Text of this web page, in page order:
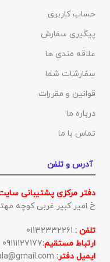
حساب کاربری
پیگیری سفارش
علاقه مندی ها
سفارشات شما
قوانین و مقررات
درباره ما
تماس با ما
آدرس و تلفن
دفتر مرکزی پشتیبانی
خ امیر کبیر غربی کوچه مهتاب 20 ، کوچه
تلفن :
ارتباط مستقیم:09111127177
ایمیل دفتر: